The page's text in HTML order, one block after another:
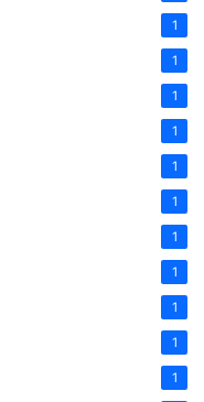
1
1
1
1
1
1
1
1
1
1
1